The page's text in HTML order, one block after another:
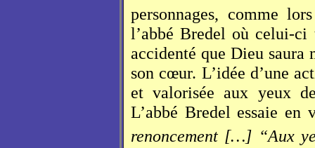
personnages, comme
l’abbé Bredel où celui-ci
accidenté que Dieu saura
son cœur. L’idée d’une
et valorisée aux yeux
L’abbé Bredel essaie
renoncement […] “Aux